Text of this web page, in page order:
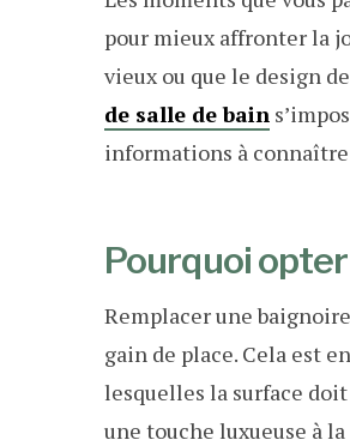
pour mieux affronter la
vieux ou que le design
de salle de bain
informations à connaître
Pourquoi
Remplacer une
gain de place. Cela est
lesquelles la surface
une touche luxueuse à